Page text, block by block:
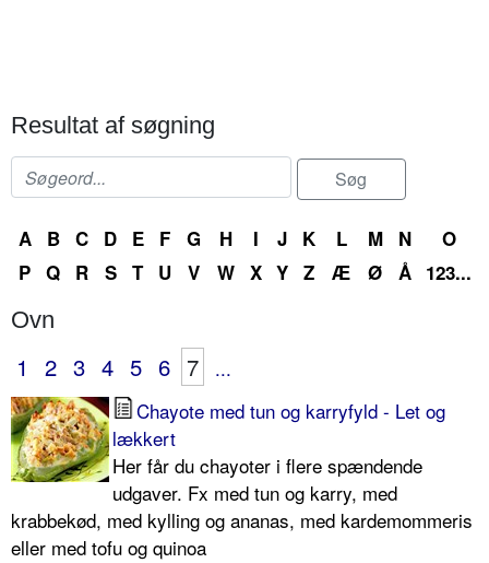
Resultat af søgning
A B C D E F G H I J K L M N
O
P Q R S T U V W X Y Z Æ Ø Å 123...
Ovn
1 2 3 4 5 6 7
...
Chayote med tun og karryfyld - Let og
lækkert
Her får du chayoter i flere spændende
udgaver. Fx med tun og karry, med
krabbekød, med kylling og ananas, med kardemommeris
eller med tofu og quinoa